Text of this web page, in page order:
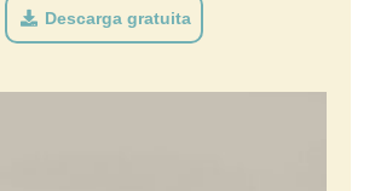
Descarga gratuita